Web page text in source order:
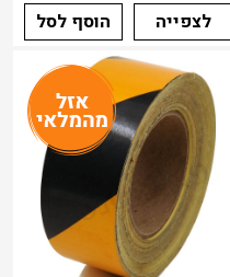
לצפייה
הוסף לסל